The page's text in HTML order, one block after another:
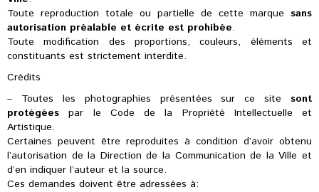
Toute reproduction totale ou partielle de cette marque sans
autorisation préalable et écrite est prohibée.
Toute modification des proportions, couleurs, éléments et
constituants est strictement interdite.
Crédits
– Toutes les photographies présentées sur ce site sont
protégées par le Code de la Propriété Intellectuelle et
Artistique.
Certaines peuvent être reproduites à condition d’avoir obtenu
l’autorisation de la Direction de la Communication de la Ville et
d’en indiquer l’auteur et la source.
Ces demandes doivent être adressées à: